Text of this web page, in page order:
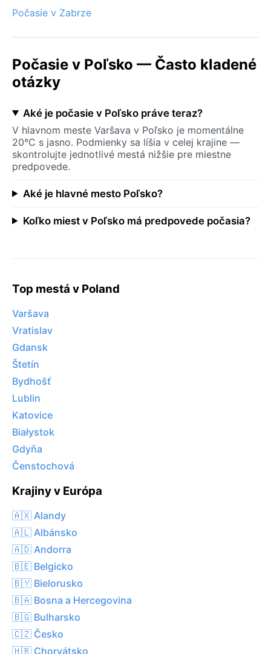
Počasie v Zabrze
Počasie v Poľsko — Často kladené
otázky
Aké je počasie v Poľsko práve teraz?
V hlavnom meste Varšava v Poľsko je momentálne
20°C s jasno. Podmienky sa líšia v celej krajine —
skontrolujte jednotlivé mestá nižšie pre miestne
predpovede.
Aké je hlavné mesto Poľsko?
Koľko miest v Poľsko má predpovede počasia?
Top mestá v Poland
Varšava
Vratislav
Gdansk
Štetín
Bydhošť
Lublin
Katovice
Białystok
Gdyňa
Čenstochová
Krajiny v Európa
🇦🇽 Alandy
🇦🇱 Albánsko
🇦🇩 Andorra
🇧🇪 Belgicko
🇧🇾 Bielorusko
🇧🇦 Bosna a Hercegovina
🇧🇬 Bulharsko
🇨🇿 Česko
🇭🇷 Chorvátsko